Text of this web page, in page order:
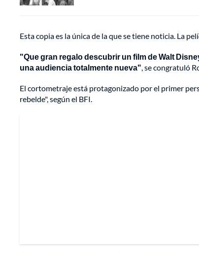
Esta copia es la única de la que se tiene noticia. La
"Que gran regalo descubrir un film de Walt
una audiencia totalmente nueva", se congratuló
El cortometraje está protagonizado por el primer
rebelde", según el BFI.